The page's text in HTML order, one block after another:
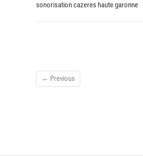
sonorisation cazeres haute garonne
← Previous